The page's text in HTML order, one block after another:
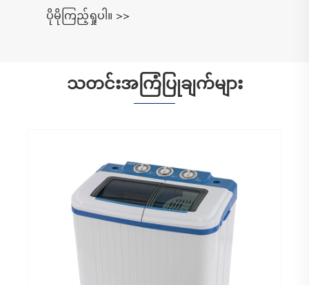
ပိုမိုကြည့်ရှုပါ။ >>
သတင်းအကြံပြုချက်များ
အဝတ်အခြောက်ခံစက်
ပြီး စွမ်းအင်သက်သာတဲ့
စမတ်အကျဆုံး ရွေးချ
ပိုမိုကြည့်ရှုပါ။ >>